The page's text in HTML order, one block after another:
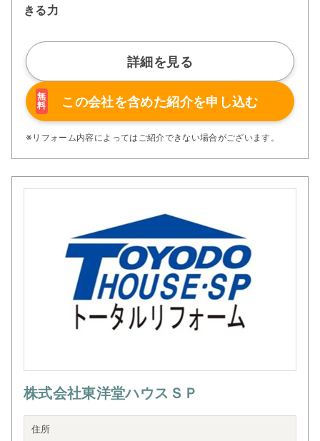
きる力
詳細を見る
無
料
この会社を含めた紹介を申し込む
※リフォーム内容によってはご紹介できない場合がございます。
株式会社東洋堂ハウスＳＰ
住所